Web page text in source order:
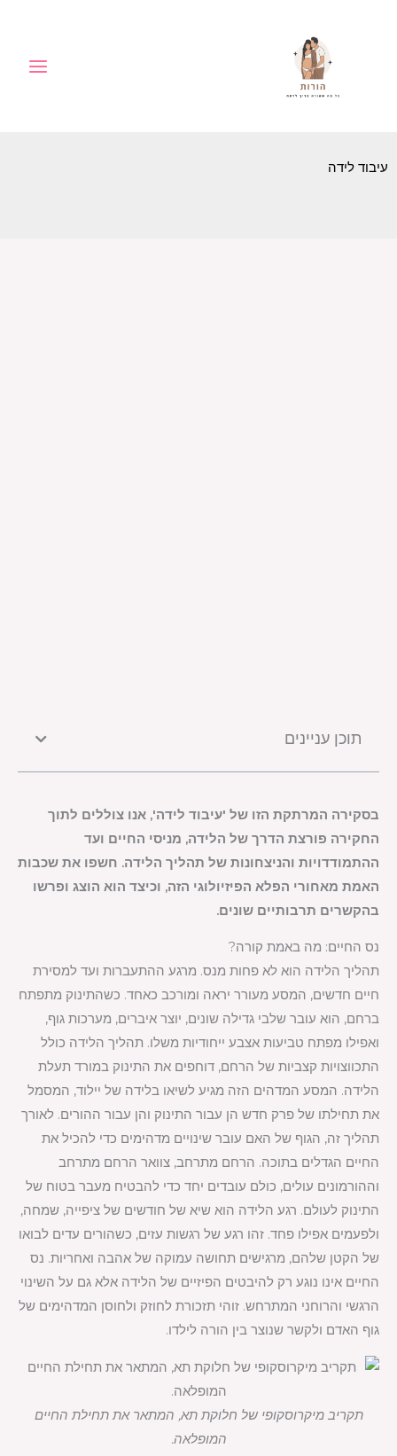
עיבוד לידה
תוכן עניינים
בסקירה המרתקת הזו של 'עיבוד לידה', אנו צוללים לתוך
החקירה פורצת הדרך של הלידה, מניסי החיים ועד
ההתמודדויות והניצחונות של תהליך הלידה. חשפו את שכבות
האמת מאחורי הפלא הפיזיולוגי הזה, וכיצד הוא הוצג ופרשו
בהקשרים תרבותיים שונים.
נס החיים: מה באמת קורה?
תהליך הלידה הוא לא פחות מנס. מרגע ההתעברות ועד למסירת
חיים חדשים, המסע מעורר יראה ומורכב כאחד. כשהתינוק מתפתח
ברחם, הוא עובר שלבי גדילה שונים, יוצר איברים, מערכות גוף,
ואפילו מפתח טביעות אצבע ייחודיות משלו. תהליך הלידה כולל
התכווצויות קצביות של הרחם, דוחפים את התינוק במורד תעלת
הלידה. המסע המדהים הזה מגיע לשיאו בלידה של יילוד, המסמל
את תחילתו של פרק חדש הן עבור התינוק והן עבור ההורים. לאורך
תהליך זה, הגוף של האם עובר שינויים מדהימים כדי להכיל את
החיים הגדלים בתוכה. הרחם מתרחב, צוואר הרחם מתרחב
וההורמונים עולים, כולם עובדים יחד כדי להבטיח מעבר בטוח של
התינוק לעולם. רגע הלידה הוא שיא של חודשים של ציפייה, שמחה,
ולפעמים אפילו פחד. זהו רגע של רגשות עזים, כשהורים עדים לבואו
של הקטן שלהם, מרגישים תחושה עמוקה של אהבה ואחריות. נס
החיים אינו נוגע רק להיבטים הפיזיים של הלידה אלא גם על השינוי
הרגשי והרוחני המתרחש. זוהי תזכורת לחוזק ולחוסן המדהימים של
גוף האדם ולקשר שנוצר בין הורה לילדו.
תקריב מיקרוסקופי של חלוקת תא, המתאר את תחילת החיים
המופלאה.